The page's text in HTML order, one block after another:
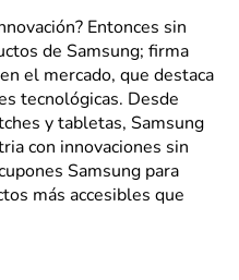
Entonces sin
de Samsung; firma
el mercado, que destaca
tecnológicas. Desde
y tabletas, Samsung
con innovaciones sin
Samsung para
más accesibles que